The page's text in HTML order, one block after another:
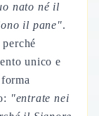
nato né il
il pane".
unico e
"entrate nei